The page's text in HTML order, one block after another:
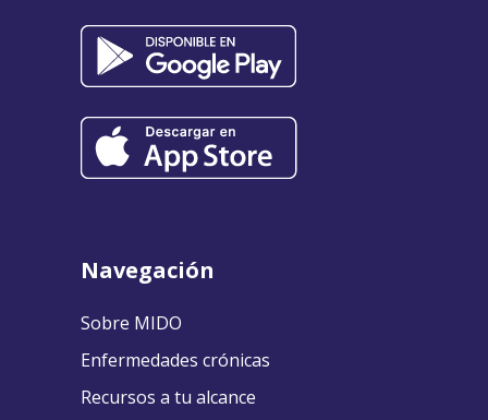
Navegación
Sobre MIDO
Enfermedades crónicas
Recursos a tu alcance